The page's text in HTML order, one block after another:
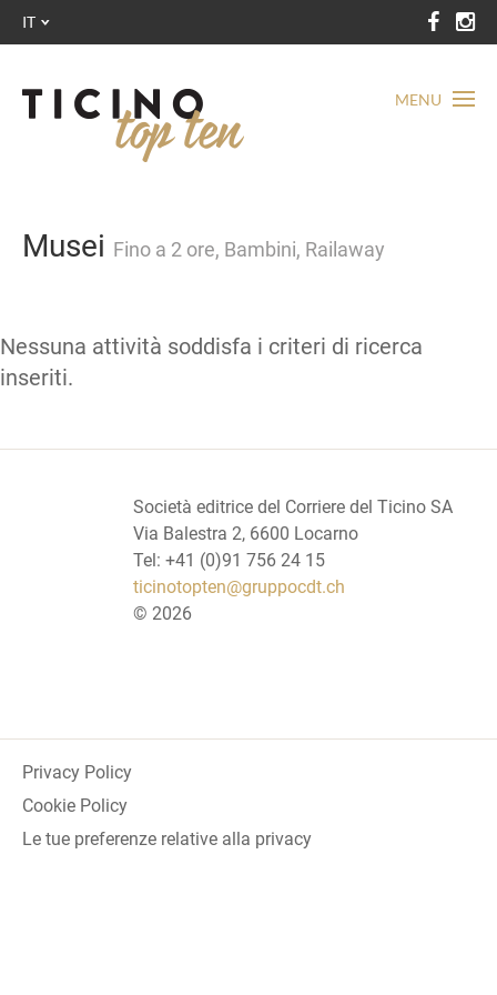
MENU
IT
Musei Fino a 2 ore, Bambini, Railaway
Nessuna attività soddisfa i criteri di ricerca
inseriti.
Società editrice del Corriere del Ticino SA
Via Balestra 2, 6600 Locarno
Tel: +41 (0)91 756 24 15
ticinotopten@gruppocdt.ch
© 2026
Privacy Policy
Cookie Policy
Le tue preferenze relative alla privacy